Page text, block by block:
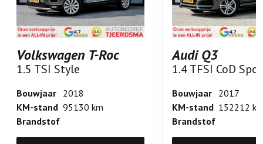
Volkswagen T-Roc
1.5 TSI Style
Bouwjaar 2018
KM-stand 95130 km
Brandstof
Audi Q3
Bouwjaar
2017
KM-stand 152212
Brandstof